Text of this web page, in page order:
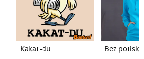
Kakat-du Bez potisku